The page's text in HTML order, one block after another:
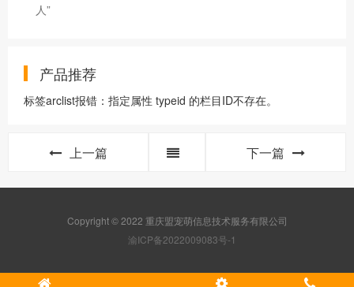
人”
产品推荐
标签arclist报错：指定属性 typeid 的栏目ID不存在。
上一篇 下一篇
Copyright © 2022 重庆盟宠萌信息技术服务有限公司
渝ICP备2022009083号-1